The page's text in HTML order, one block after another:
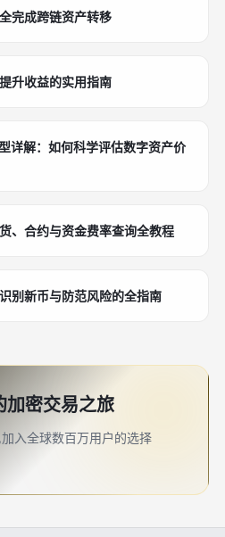
完成跨链资产转移
升收益的实用指南
详解：如何科学评估数字资产价
、合约与资金费率查询全教程
别新币与防范风险的全指南
加密交易之旅
入全球数百万用户的选择